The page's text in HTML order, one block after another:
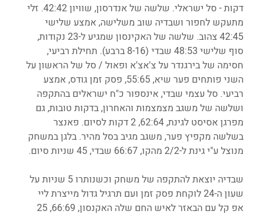
דקות - סל ישראלי. שלשה של אנדרסון, שוויון 42:42. זלי
מתעקש לחפור ושבדיה שוב משלישה, אמצע שלישי
42:45 צהוב. שלשה של האקינסון שמגיע ל-23 נקודות,
סוף שלישי 48:53 שבדי (8-16 ברבע). תחילת רביעי,
חסימה של בירגנדר על צ'אצ'א ופאול / סל של הראשון על
השני פותחים פער שיא, 55:65, פסק זמן גודס, אמצע
רביעי. סל עצמי שבדי, אינספור כ"ח ישראלים בהתקפה
ושלשה של משגב מצמצמות והאחרון, בדקות טובות, גם
מפרגן אסיסט לגינת, 62:64, 2 דקות לסיום. פאנצר
בשלשה מקפיץ פער, משגב מגיב בסל מהיר. בלגן במשחק
מנוצל ע"י גינת ל-2/2 מהקו, 66:67 שבדי, 45 שניות סיום.
שבדיה יוצאת להתקפה של משחק וכשנותרו 5 שניות על
שעון ה-24 לוקחת פסק זמן ועם תרגיל גדול מייצרת ליי